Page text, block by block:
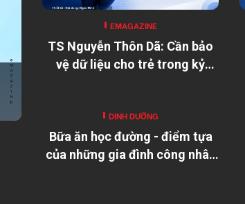
EMAGAZINE
TS Nguyễn Thôn Dã: Cần bảo
vệ dữ liệu cho trẻ trong kỷ
DINH DƯỠNG
Bữa ăn học đường - điểm tựa
của những gia đình công nhân